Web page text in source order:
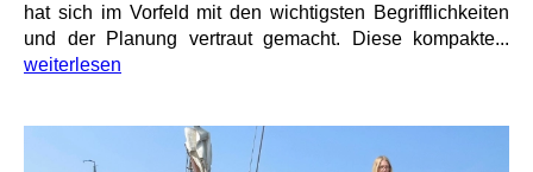
hat sich im Vorfeld mit den wichtigsten Begrifflichkeiten
und der Planung vertraut gemacht. Diese kompakte...
weiterlesen